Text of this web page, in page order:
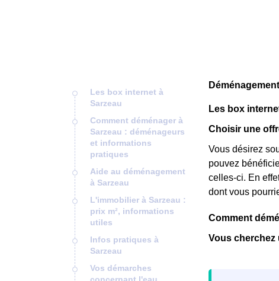
Les box internet à
Sarzeau
Comment déménager à
Sarzeau : déménageurs
et informations
pratiques
Aide au déménagement
à Sarzeau
L'immobilier à Sarzeau :
prix m², informations
utiles
Infos pratiques à
Sarzeau
Vos démarches
Les box
Choisir une
Vous désirez
pouvez
celles-ci. En
dont vous
Comment
Vous cherchez